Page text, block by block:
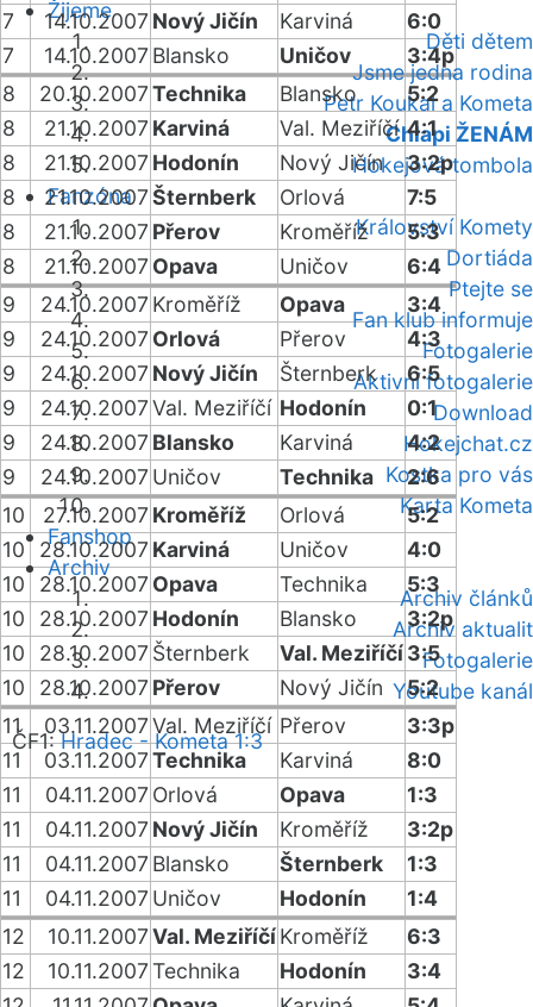
Žijeme
Děti dětem
Jsme jedna rodina
Petr Koukal a Kometa
Chlapi ŽENÁM
Hokejová tombola
Fanzóna
Království Komety
Dortiáda
Ptejte se
Fan klub informuje
Fotogalerie
Aktivní fotogalerie
Download
Hokejchat.cz
Kostka pro vás
Karta Kometa
Fanshop
Archiv
Archiv článků
Archiv aktualit
Fotogalerie
Youtube kanál
ČF1:Hradec - Kometa 1:3
7
14.10.2007 Nový Jičín Karviná
6:0
7
14.10.2007 Blansko Uničov
3:4p
8
20.10.2007Technika Blansko
5:2
8
21.10.2007 Karviná Val. Meziříčí 4:1
8
21.10.2007 Hodonín Nový Jičín
3:2p
8
21.10.2007Šternberk Orlová
7:5
8
21.10.2007 Přerov Kroměříž
5:3
8
21.10.2007 Opava Uničov
6:4
9
24.10.2007 Kroměříž Opava
3:4
9
24.10.2007 Orlová Přerov
4:3
9
24.10.2007 Nový Jičín Šternberk
6:5
9
24.10.2007Val. Meziříčí Hodonín
0:1
9
24.10.2007 Blansko Karviná
4:2
9
24.10.2007 Uničov Technika
2:6
10
27.10.2007 Kroměříž Orlová
5:2
10
28.10.2007 Karviná Uničov
4:0
10
28.10.2007 Opava Technika
5:3
10
28.10.2007 Hodonín Blansko
3:2p
10
28.10.2007 Šternberk Val. Meziříčí3:5
10
28.10.2007 Přerov Nový Jičín
5:2
11
03.11.2007Val. Meziříčí Přerov
3:3p
11
03.11.2007Technika Karviná
8:0
11
04.11.2007 Orlová Opava
1:3
11
04.11.2007 Nový Jičín Kroměříž
3:2p
11
04.11.2007 Blansko Šternberk
1:3
11
04.11.2007 Uničov Hodonín
1:4
12
10.11.2007Val. MeziříčíKroměříž
6:3
12
10.11.2007Technika Hodonín
3:4